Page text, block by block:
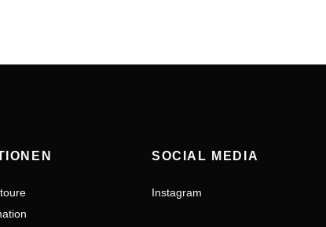
SOCIAL MEDIA
Instagram